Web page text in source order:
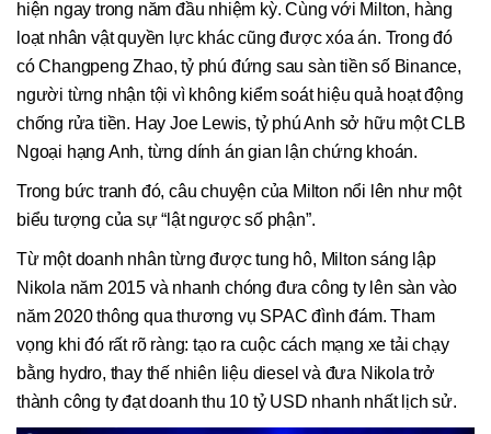
hiện ngay trong năm đầu nhiệm kỳ. Cùng với Milton, hàng
loạt nhân vật quyền lực khác cũng được xóa án. Trong đó
có Changpeng Zhao, tỷ phú đứng sau sàn tiền số Binance,
người từng nhận tội vì không kiểm soát hiệu quả hoạt động
chống rửa tiền. Hay Joe Lewis, tỷ phú Anh sở hữu một CLB
Ngoại hạng Anh, từng dính án gian lận chứng khoán.
Trong bức tranh đó, câu chuyện của Milton nổi lên như một
biểu tượng của sự “lật ngược số phận”.
Từ một doanh nhân từng được tung hô, Milton sáng lập
Nikola năm 2015 và nhanh chóng đưa công ty lên sàn vào
năm 2020 thông qua thương vụ SPAC đình đám. Tham
vọng khi đó rất rõ ràng: tạo ra cuộc cách mạng xe tải chạy
bằng hydro, thay thế nhiên liệu diesel và đưa Nikola trở
thành công ty đạt doanh thu 10 tỷ USD nhanh nhất lịch sử.